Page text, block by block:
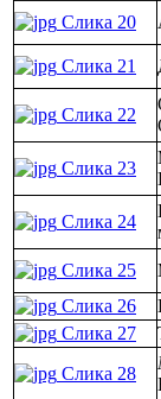
Слика 20
Слика 21
Слика 22
Слика 23
Слика 24
Слика 25
Слика 26
Слика 27
Слика 28